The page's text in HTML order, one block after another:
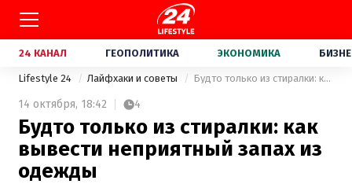
24 КАНАЛ ГЕОПОЛИТИКА ЭКОНОМИКА
Lifestyle 24 Лайфхаки и советы Будто только из стиралки: как вывести неприятный запах из одежды
14 октября, 18:42 4
Будто только из стиралки: как
вывести неприятный запах из
одежды